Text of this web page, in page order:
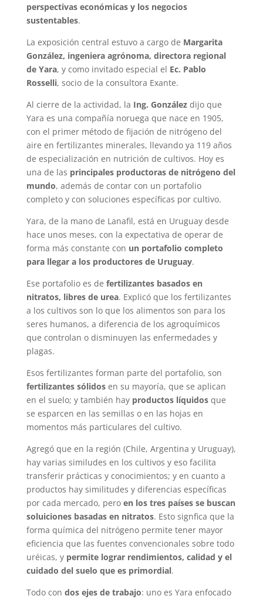
perspectivas económicas y los negocios
sustentables.
La exposición central estuvo a cargo de Margarita
González, ingeniera agrónoma, directora regional
de Yara, y como invitado especial el Ec. Pablo
Rosselli, socio de la consultora Exante.
Al cierre de la actividad, la Ing. Gonzálezdijo que
Yara es una compañía noruega que nace en 1905,
con el primer método de fijación de nitrógeno del
aire en fertilizantes minerales, llevando ya 119 años
de especialización en nutrición de cultivos. Hoy es
una de las principales productoras de nitrógeno del
mundo, además de contar con un portafolio
completo y con soluciones específicas por cultivo.
Yara, de la mano de Lanafil, está en Uruguay desde
hace unos meses, con la expectativa de operar de
forma más constante con un portafolio completo
para llegar a los productores de Uruguay.
Ese portafolio es de fertilizantes basados en
nitratos, libres de urea. Explicó que los fertilizantes
a los cultivos son lo que los alimentos son para los
seres humanos, a diferencia de los agroquímicos
que controlan o disminuyen las enfermedades y
plagas.
Esos fertilizantes forman parte del portafolio, son
fertilizantes sólidosen su mayoría, que se aplican
en el suelo; y también hay productos líquidosque
se esparcen en las semillas o en las hojas en
momentos más particulares del cultivo.
Agregó que en la región (Chile, Argentina y Uruguay),
hay varias similudes en los cultivos y eso facilita
transferir prácticas y conocimientos; y en cuanto a
productos hay similitudes y diferencias específicas
por cada mercado, pero en los tres países se buscan
soluiciones basadas en nitratos. Esto signfica que la
forma química del nitrógeno permite tener mayor
eficiencia que las fuentes convencionales sobre todo
uréicas, y permite lograr rendimientos, calidad y el
cuidado del suelo que es primordial.
Todo con dos ejes de trabajo: uno es Yara enfocado